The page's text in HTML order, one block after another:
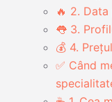
🔥 2.
👅 3.
💰 4.
✅ Când